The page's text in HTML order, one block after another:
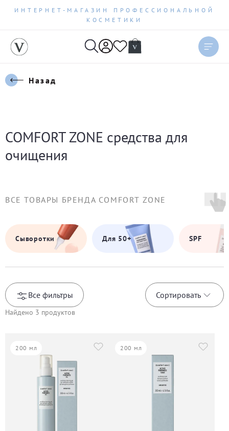
ИНТЕРНЕТ-МАГАЗИН ПРОФЕССИОНАЛЬНОЙ
КОСМЕТИКИ
Назад
COMFORT ZONE средства для
очищения
ВСЕ ТОВАРЫ БРЕНДА COMFORT ZONE
Сыворотки Для 50+ SPF
Все фильтры Сортировать
По рейтингу
Найдено 3 продуктов
200 мл 200 мл